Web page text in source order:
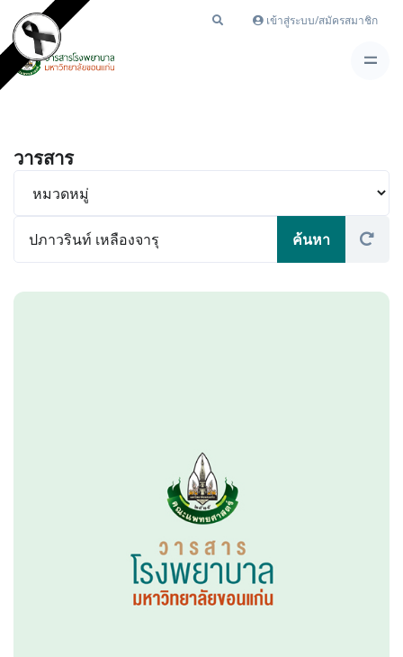
เข้าสู่ระบบ/สมัครสมาชิก
วารสาร